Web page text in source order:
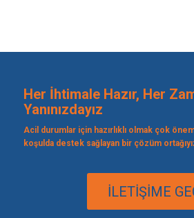
Her İhtimale Hazır, Her
Yanınızdayız
Acil durumlar için hazırlıklı olmak çok
koşulda destek sağlayan bir çözüm
İLETİŞİME